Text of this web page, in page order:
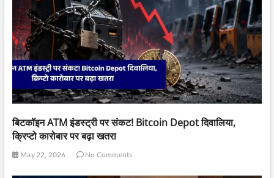
बिटकॉइन ATM इंडस्ट्री पर संकट! Bitcoin Depot दिवालिया,
क्रिप्टो कारोबार पर बढ़ा खतरा
May 22, 2026 No Comments